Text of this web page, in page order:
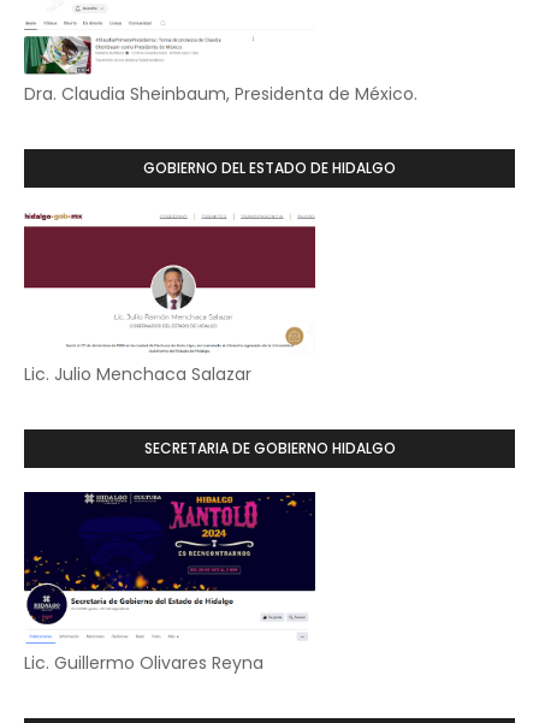
Dra. Claudia Sheinbaum, Presidenta de México.
GOBIERNO DEL ESTADO DE HIDALGO
Lic. Julio Menchaca Salazar
SECRETARIA DE GOBIERNO HIDALGO
Lic. Guillermo Olivares Reyna